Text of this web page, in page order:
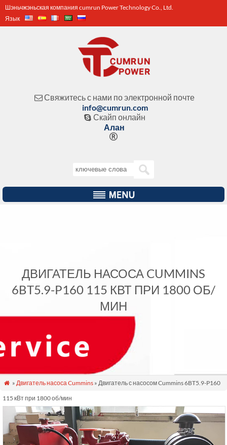
Шэньчжэньская компания cumrun Power Technology Co., Ltd.
Язык
 Свяжитесь с нами по электронной почте
info@cumrun.com
 Скайп онлайн
Алан

ДВИГАТЕЛЬ НАСОСА CUMMINS
6BT5.9-P160 115 КВТ ПРИ 1800 ОБ/
МИН
 » Двигатель насоса Cummins» Двигатель с насосом Cummins 6BT5.9-P160
115 кВт при 1800 об/мин